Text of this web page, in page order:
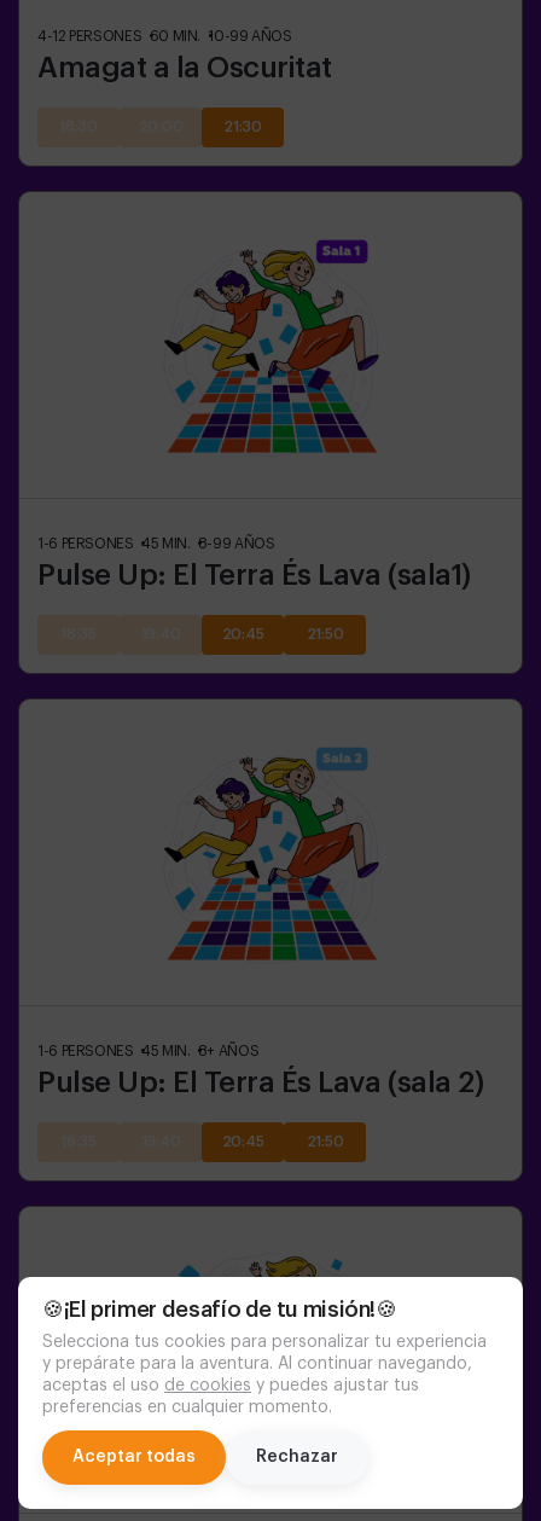
🍪¡El primer desafío de tu misión!🍪
Selecciona tus cookies para personalizar tu experiencia
y prepárate para la aventura. Al continuar navegando,
aceptas el uso de cookies y puedes ajustar tus
preferencias en cualquier momento.
Aceptar todas Rechazar
4-12 PERSONES 60 MIN. 10-99 AÑOS
Amagat a la Oscuritat
21:30
1-6 PERSONES 45 MIN. 8-99 AÑOS
Pulse Up: El Terra És Lava (sala1)
20:45 21:50
1-6 PERSONES 45 MIN. 8+ AÑOS
Pulse Up: El Terra És Lava (sala 2)
20:45 21:50